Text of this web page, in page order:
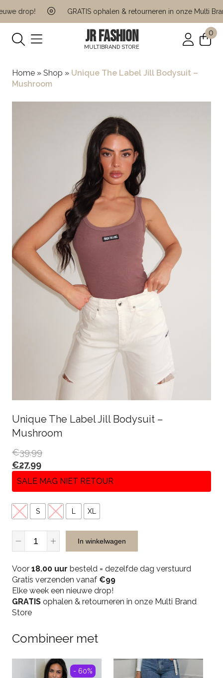
drop! GRATIS ophalen & retourneren in onze Multi Brand
JR FASHION
MULTIBRAND STORE
0
Home » Shop » Unique The Label Jill Bodysuit –
Mushroom
Unique The Label Jill Bodysuit –
Mushroom
€39.99
€27.99
SALE MAG NIET RETOUR
XS S M XL
Unique
The
Jill
Bodysuit
-
Mushroom
quantity
In winkelwagen
Voor 18.00 uur besteld = dezelfde dag verstuurd
Gratis verzenden vanaf €99
Elke week een nieuwe drop!
GRATIS ophalen & retourneren in onze Multi Brand
Store
Combineer met
- 60%